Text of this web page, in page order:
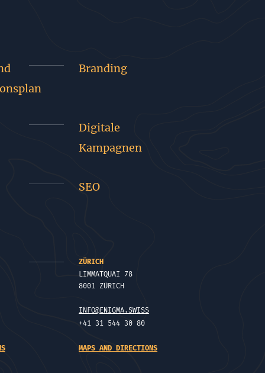
Branding
Digitale
Kampagnen
SEO
ZÜRICH
LIMMATQUAI 78
8001 ZÜRICH
INFO@ENIGMA.SWISS
+41 31 544 30 80
MAPS AND DIRECTIONS